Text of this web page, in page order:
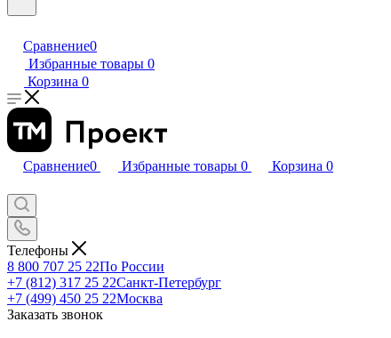
Сравнение0
Избранные товары 0
Корзина 0
Сравнение0 Избранные товары 0 Корзина 0
Телефоны
8 800 707 25 22По России
+7 (812) 317 25 22Санкт-Петербург
+7 (499) 450 25 22Москва
Заказать звонок